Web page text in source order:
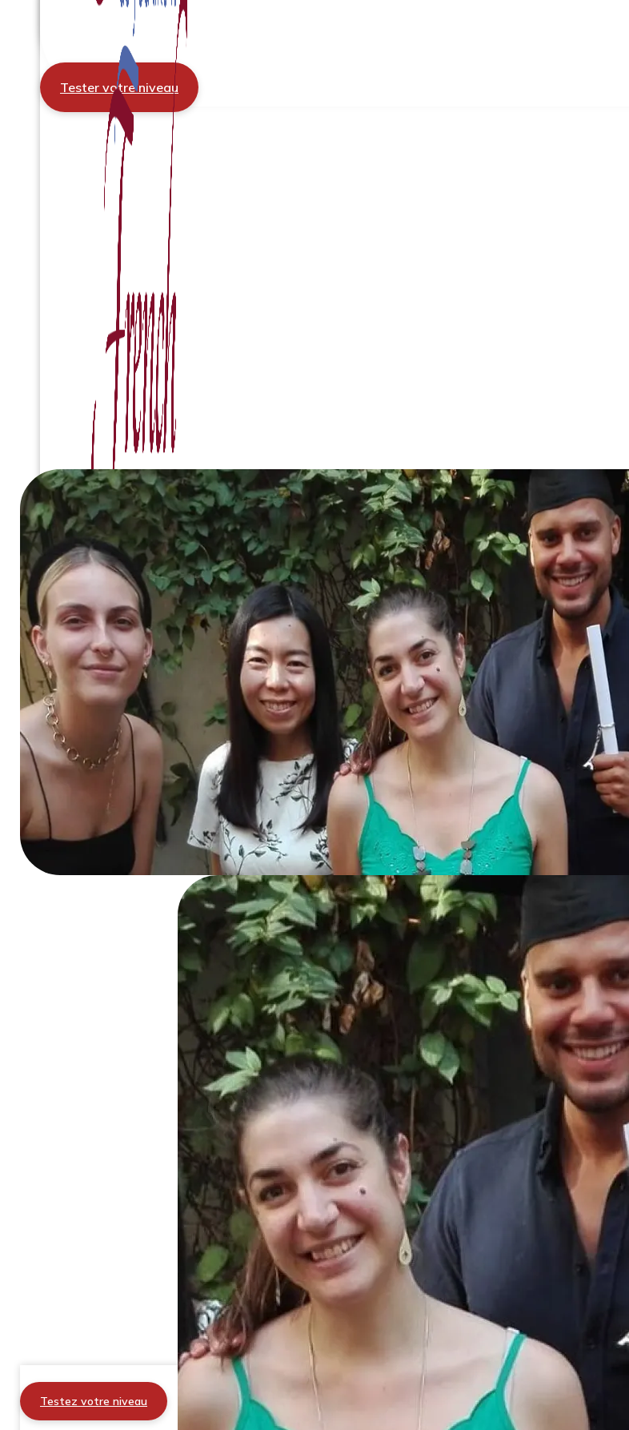
Tester votre niveau
Tester votre niveau
Testez votre niveau